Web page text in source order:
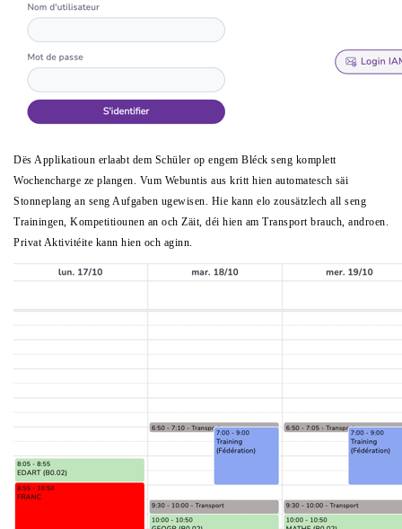
Dës Applikatioun erlaabt dem Schüler op engem Bléck seng komplett
Wochencharge ze plangen. Vum Webuntis aus kritt hien automatesch säi
Stonneplang an seng Aufgaben ugewisen. Hie kann elo zousätzlech all seng
Trainingen, Kompetitiounen an och Zäit, déi hien am Transport brauch, androen.
Privat Aktivitéite kann hien och aginn.